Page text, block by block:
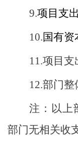
9.项目支
10.国有
11.项目支
12.部门整
注：以上
部门无相关收